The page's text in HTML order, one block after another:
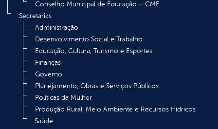
Conselho Municipal de Educação – CME
Secretarias
Administração
Desenvolvimento Social e Trabalho
Educação, Cultura, Turismo e Esportes
Finanças
Governo
Planejamento, Obras e Serviços Públicos
Políticas da Mulher
Produção Rural, Meio Ambiente e Recursos Hídricos
Saúde